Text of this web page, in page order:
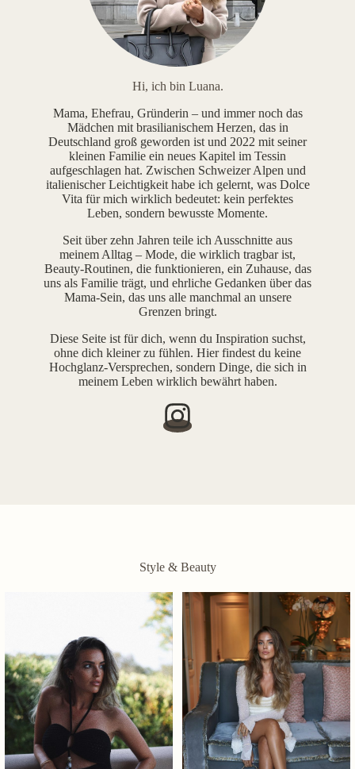
Hi, ich bin Luana.
Mama, Ehefrau, Gründerin – und immer noch das
Mädchen mit brasilianischem Herzen, das in
Deutschland groß geworden ist und 2022 mit seiner
kleinen Familie ein neues Kapitel im Tessin
aufgeschlagen hat. Zwischen Schweizer Alpen und
italienischer Leichtigkeit habe ich gelernt, was Dolce
Vita für mich wirklich bedeutet: kein perfektes
Leben, sondern bewusste Momente.
Seit über zehn Jahren teile ich Ausschnitte aus
meinem Alltag – Mode, die wirklich tragbar ist,
Beauty-Routinen, die funktionieren, ein Zuhause, das
uns als Familie trägt, und ehrliche Gedanken über das
Mama-Sein, das uns alle manchmal an unsere
Grenzen bringt.
Diese Seite ist für dich, wenn du Inspiration suchst,
ohne dich kleiner zu fühlen. Hier findest du keine
Hochglanz-Versprechen, sondern Dinge, die sich in
meinem Leben wirklich bewährt haben.
Style & Beauty